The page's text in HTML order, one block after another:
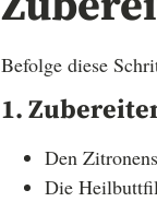
Befolge diese
1.
Den
Die